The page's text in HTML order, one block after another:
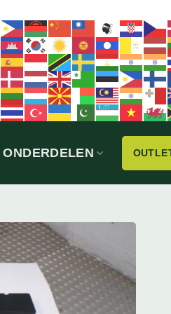
ONDERDELEN